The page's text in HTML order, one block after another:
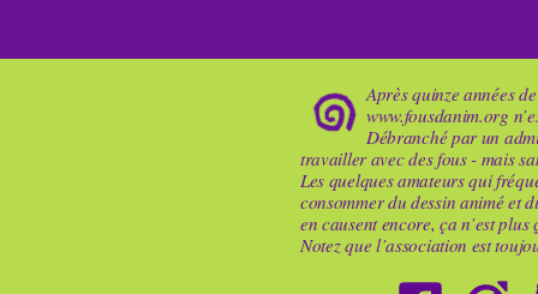
Après quinze années
www.fousdanim.org
Débranché par un
travailler avec des fous - mais
Les quelques amateurs qui
consommer du dessin animé et
en causent encore, ça n’est
Notez que l’association est